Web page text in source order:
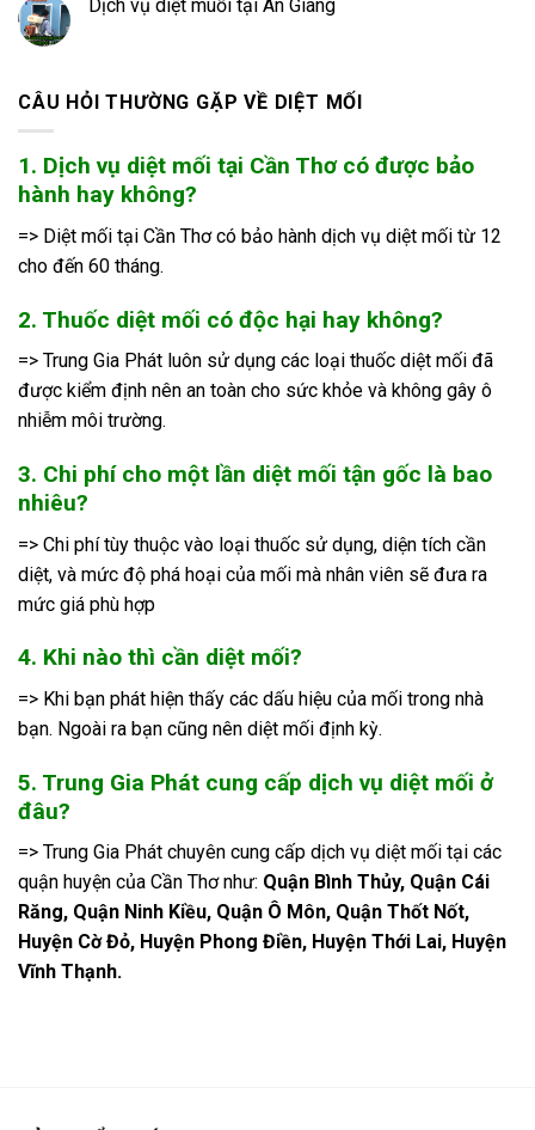
Dịch vụ diệt muỗi tại An Giang
CÂU HỎI THƯỜNG GẶP VỀ DIỆT MỐI
1. Dịch vụ diệt mối tại Cần Thơ có được bảo
hành hay không?
=> Diệt mối tại Cần Thơ có bảo hành dịch vụ diệt mối từ 12
cho đến 60 tháng.
2. Thuốc diệt mối có độc hại hay không?
=> Trung Gia Phát luôn sử dụng các loại thuốc diệt mối đã
được kiểm định nên an toàn cho sức khỏe và không gây ô
nhiễm môi trường.
3. Chi phí cho một lần diệt mối tận gốc là bao
nhiêu?
=> Chi phí tùy thuộc vào loại thuốc sử dụng, diện tích cần
diệt, và mức độ phá hoại của mối mà nhân viên sẽ đưa ra
mức giá phù hợp
4. Khi nào thì cần diệt mối?
=> Khi bạn phát hiện thấy các dấu hiệu của mối trong nhà
bạn. Ngoài ra bạn cũng nên diệt mối định kỳ.
5. Trung Gia Phát cung cấp dịch vụ diệt mối ở
đâu?
=> Trung Gia Phát chuyên cung cấp dịch vụ diệt mối tại các
quận huyện của Cần Thơ như: Quận Bình Thủy, Quận Cái
Răng, Quận Ninh Kiều, Quận Ô Môn, Quận Thốt Nốt,
Huyện Cờ Đỏ, Huyện Phong Điền, Huyện Thới Lai, Huyện
Vĩnh Thạnh.